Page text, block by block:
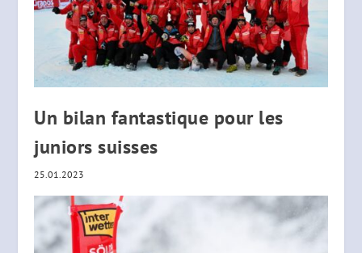
Un bilan fantastique pour les
juniors suisses
25.01.2023